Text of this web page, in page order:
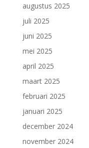
augustus 2025
juli 2025
juni 2025
mei 2025
april 2025
maart 2025
februari 2025
januari 2025
december 2024
november 2024